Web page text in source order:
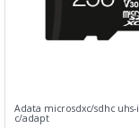
Adata microsdxc/sdhc uhs-
c/adapt